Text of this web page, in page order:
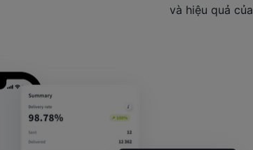
và hiệu quả